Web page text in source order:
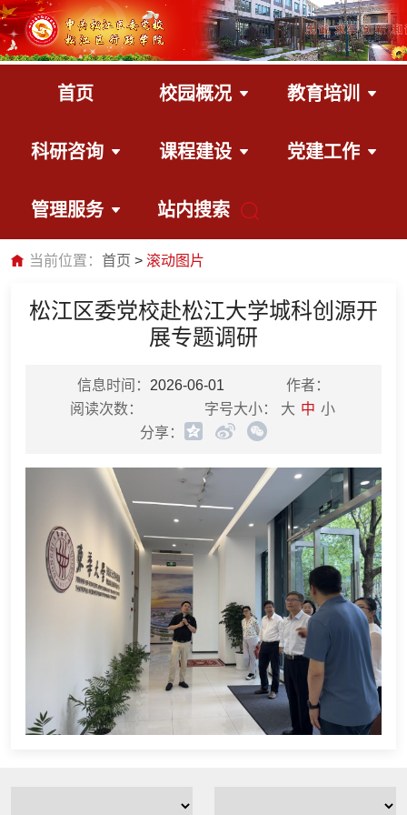
首页 校园概况 教育培训
科研咨询 课程建设 党建工作
管理服务 站内搜索
当前位置： 首页 滚动图片
松江区委党校赴松江大学城科创源开
展专题调研
信息时间： 2026-06-01
作者：
阅读次数：
字号大小： 大 中 小
分享：